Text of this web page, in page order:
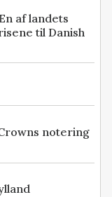
af landets
til Danish
notering